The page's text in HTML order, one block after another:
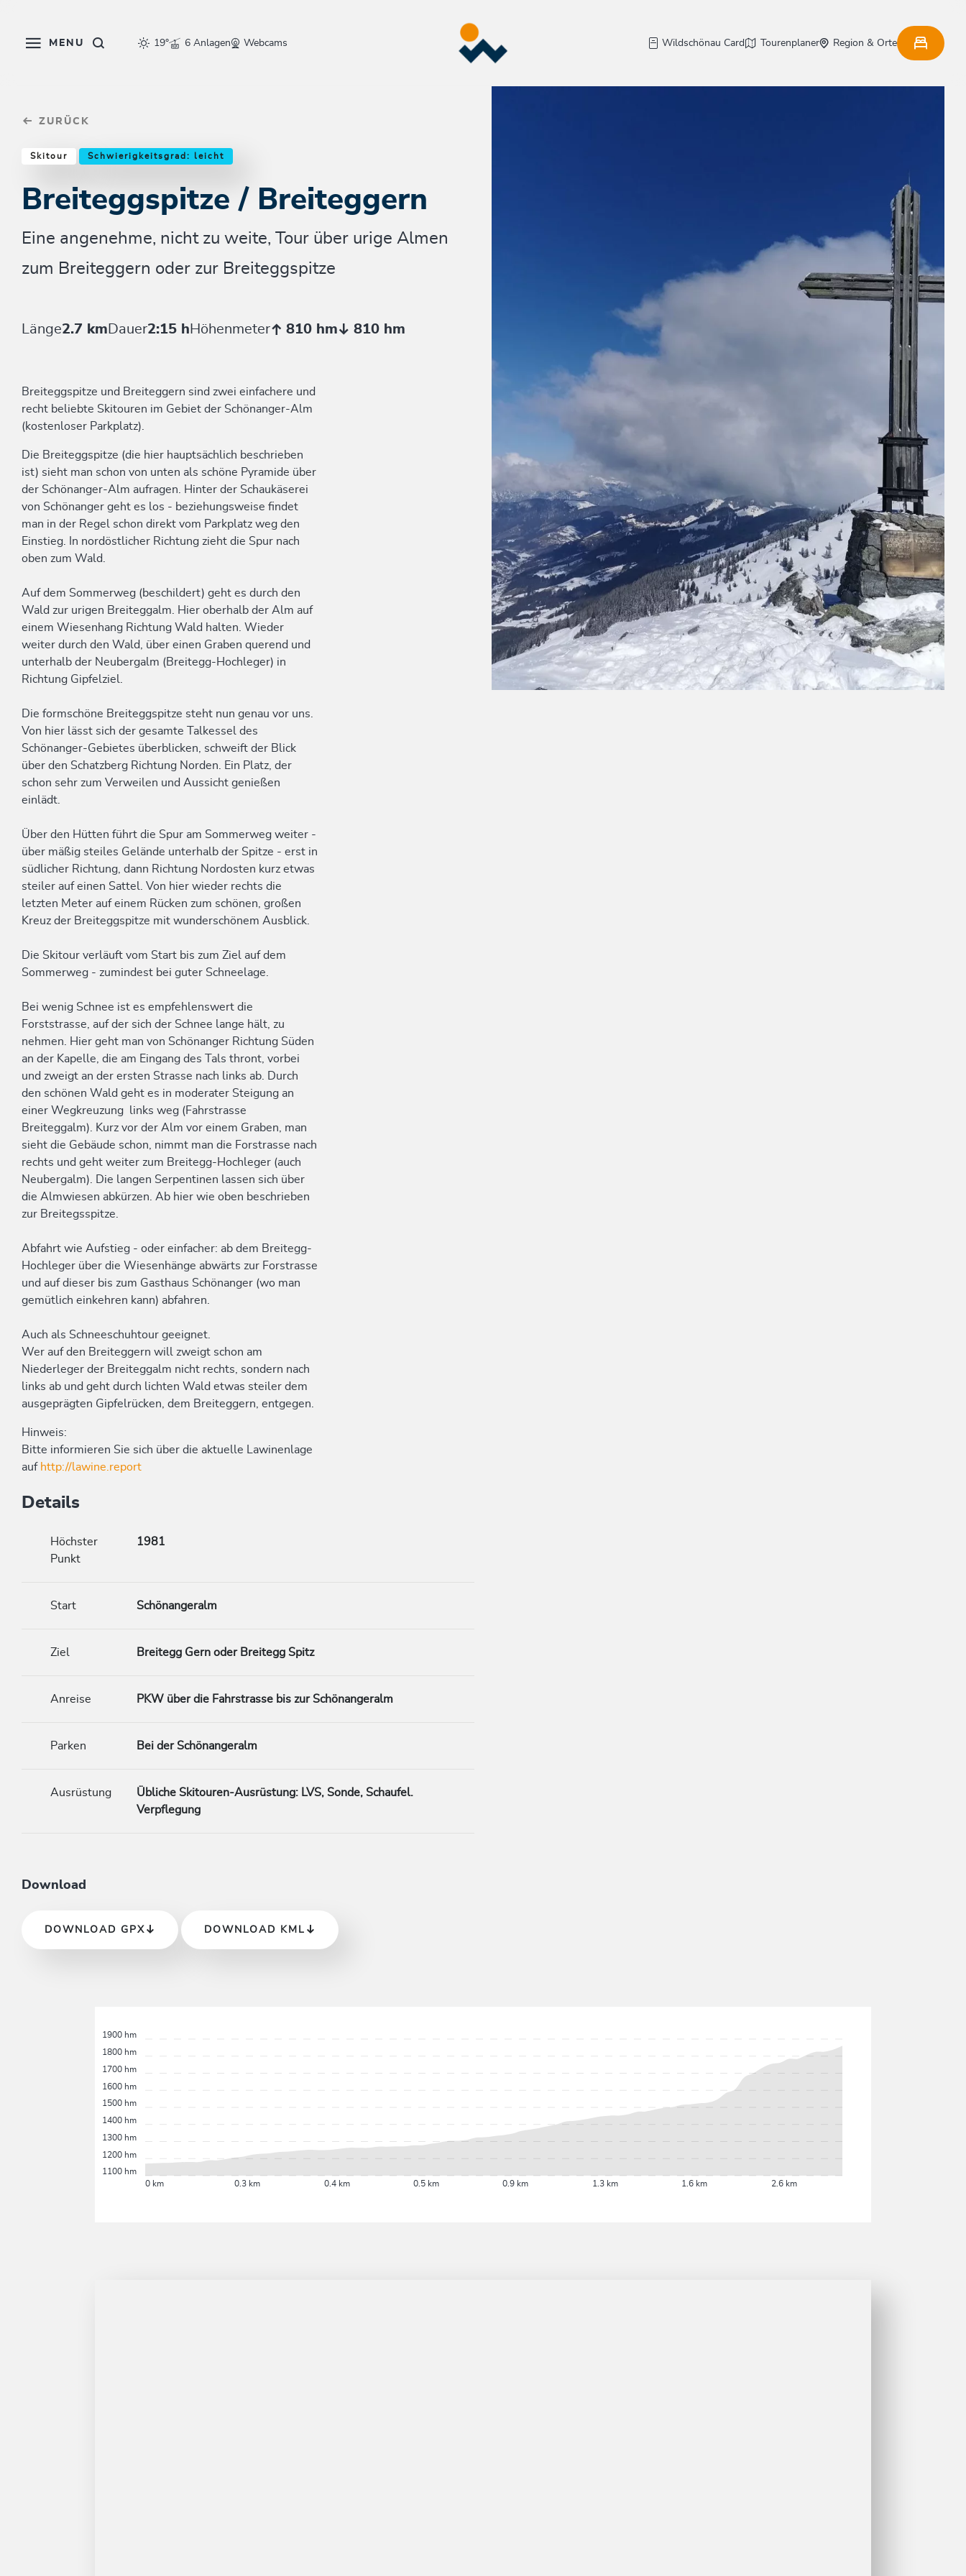
MENU 19° 6 Anlagen Webcams Wildschönau Card Tourenplaner Region & Orte
ZURÜCK
Skitour Schwierigkeitsgrad: leicht
Breiteggspitze / Breiteggern
Eine angenehme, nicht zu weite, Tour über urige Almen
zum Breiteggern oder zur Breiteggspitze
Länge2.7 km Dauer2:15 h Höhenmeter 810 hm 810 hm
Breiteggspitze und Breiteggern sind zwei einfachere und
recht beliebte Skitouren im Gebiet der Schönanger-Alm
(kostenloser Parkplatz).
Die Breiteggspitze (die hier hauptsächlich beschrieben
ist) sieht man schon von unten als schöne Pyramide über
der Schönanger-Alm aufragen. Hinter der Schaukäserei
von Schönanger geht es los - beziehungsweise findet
man in der Regel schon direkt vom Parkplatz weg den
Einstieg. In nordöstlicher Richtung zieht die Spur nach
oben zum Wald.
Auf dem Sommerweg (beschildert) geht es durch den
Wald zur urigen Breiteggalm. Hier oberhalb der Alm auf
einem Wiesenhang Richtung Wald halten. Wieder
weiter durch den Wald, über einen Graben querend und
unterhalb der Neubergalm (Breitegg-Hochleger) in
Richtung Gipfelziel.
Die formschöne Breiteggspitze steht nun genau vor uns.
Von hier lässt sich der gesamte Talkessel des
Schönanger-Gebietes überblicken, schweift der Blick
über den Schatzberg Richtung Norden. Ein Platz, der
schon sehr zum Verweilen und Aussicht genießen
einlädt.
Über den Hütten führt die Spur am Sommerweg weiter -
über mäßig steiles Gelände unterhalb der Spitze - erst in
südlicher Richtung, dann Richtung Nordosten kurz etwas
steiler auf einen Sattel. Von hier wieder rechts die
letzten Meter auf einem Rücken zum schönen, großen
Kreuz der Breiteggspitze mit wunderschönem Ausblick.
Die Skitour verläuft vom Start bis zum Ziel auf dem
Sommerweg - zumindest bei guter Schneelage.
Bei wenig Schnee ist es empfehlenswert die
Forststrasse, auf der sich der Schnee lange hält, zu
nehmen. Hier geht man von Schönanger Richtung Süden
an der Kapelle, die am Eingang des Tals thront, vorbei
und zweigt an der ersten Strasse nach links ab. Durch
den schönen Wald geht es in moderater Steigung an
einer Wegkreuzung links weg (Fahrstrasse
Breiteggalm). Kurz vor der Alm vor einem Graben, man
sieht die Gebäude schon, nimmt man die Forstrasse nach
rechts und geht weiter zum Breitegg-Hochleger (auch
Neubergalm). Die langen Serpentinen lassen sich über
die Almwiesen abkürzen. Ab hier wie oben beschrieben
zur Breitegsspitze.
Abfahrt wie Aufstieg - oder einfacher: ab dem Breitegg-
Hochleger über die Wiesenhänge abwärts zur Forstrasse
und auf dieser bis zum Gasthaus Schönanger (wo man
gemütlich einkehren kann) abfahren.
Auch als Schneeschuhtour geeignet.
Wer auf den Breiteggern will zweigt schon am
Niederleger der Breiteggalm nicht rechts, sondern nach
links ab und geht durch lichten Wald etwas steiler dem
ausgeprägten Gipfelrücken, dem Breiteggern, entgegen.
Hinweis:
Bitte informieren Sie sich über die aktuelle Lawinenlage
auf http://lawine.report
Details
Höchster
Punkt
1981
Start Schönangeralm
Ziel Breitegg Gern oder Breitegg Spitz
Anreise PKW über die Fahrstrasse bis zur Schönangeralm
Parken Bei der Schönangeralm
Ausrüstung
Übliche Skitouren-Ausrüstung: LVS, Sonde, Schaufel.
Verpflegung
Download
DOWNLOAD GPX DOWNLOAD KML
0 km 0.3 km 0.4 km 0.5 km 0.9 km 1.3 km 1.6 km 2.6 km
1100 hm
1200 hm
1300 hm
1400 hm
1500 hm
1600 hm
1700 hm
1800 hm
1900 hm